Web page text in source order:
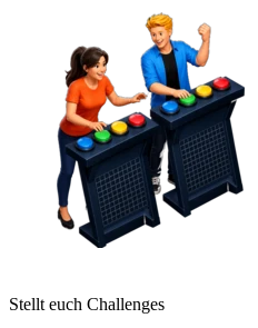
Stellt euch Challenges